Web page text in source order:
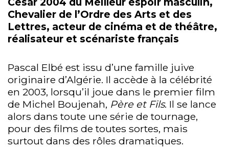
Chevalier de l’Ordre des Arts et des
Lettres, acteur de cinéma et de théâtre,
réalisateur et scénariste français
Pascal Elbé est issu d’une famille juive
originaire d’Algérie. Il accède à la célébrité
en 2003, lorsqu’il joue dans le premier film
de Michel Boujenah, Père et Fils. Il se lance
alors dans toute une série de tournage,
pour des films de toutes sortes, mais
surtout dans des rôles dramatiques.